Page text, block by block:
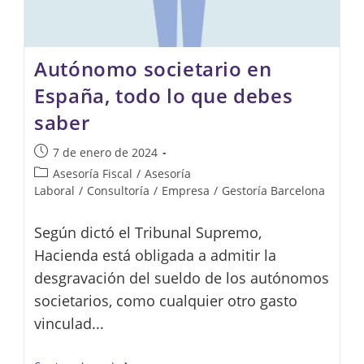
Autónomo societario en
España, todo lo que debes
saber
Publicación
de
la
7 de enero de 2024
Categoría
de
entrada:
Asesoría Fiscal / Asesoría
Laboral / Consultoría / Empresa / Gestoría Barcelona
Según dictó el Tribunal Supremo,
Hacienda está obligada a admitir la
desgravación del sueldo de los autónomos
societarios, como cualquier otro gasto
vinculad...